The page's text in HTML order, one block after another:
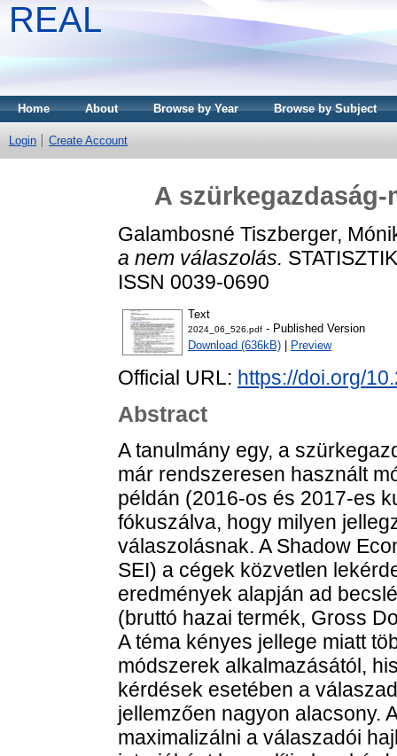
REAL
Home About Browse by Year Browse by Subject
Login Create Account
A
Galambosné Tiszberger,
a nem válaszolás.
ISSN 0039-0690
Text
2024_06_526.pdf - Published Version
Download (636kB)
Preview
Official URL: https://doi.org/
Abstract
A tanulmány egy, a
már rendszeresen használt
példán (2016-os és 2017-es
fókuszálva, hogy milyen
válaszolásnak. A Shadow
SEI) a cégek közvetlen
eredmények alapján ad
(bruttó hazai termék, Gross
A téma kényes jellege miatt
módszerek alkalmazásától,
kérdések esetében a
jellemzően nagyon alacsony.
maximalizálni a válaszadói